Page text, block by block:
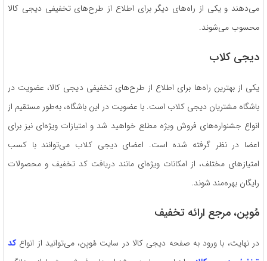
می‌دهند و یکی از راه‌های دیگر برای اطلاع از طرح‌های تخفیفی دیجی‌ کالا
محسوب می‌شوند.
دیجی‌ کلاب
یکی از بهترین راه‌ها برای اطلاع از طرح‌های تخفیفی دیجی‌ کالا، عضویت در
باشگاه مشتریان دیجی‌ کلاب است. با عضویت در این باشگاه، به‌طور مستقیم از
انواع جشنواره‌های فروش ویژه مطلع خواهید شد و امتیازات ویژه‌ای نیز برای
اعضا در نظر گرفته شده است. اعضای دیجی‌ کلاب می‌توانند با کسب
امتیازهای مختلف، از امکانات ویژه‌ای مانند دریافت کد تخفیف و محصولات
رایگان بهره‌مند شوند.
مُوپن، مرجع ارائه تخفیف
در نهایت، با ورود به صفحه دیجی‌ کالا در سایت مُوپن، می‌توانید از انواعکد